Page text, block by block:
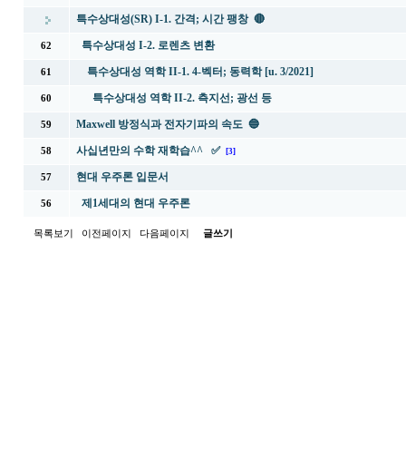
특수상대성(SR) I-1. 간격; 시간 팽창 🔴
62 특수상대성 I-2. 로렌츠 변환
61 특수상대성 역학 II-1. 4-벡터; 동력학 [u. 3/2021]
60 특수상대성 역학 II-2. 측지선; 광선 등
59 Maxwell 방정식과 전자기파의 속도 🔵
58 사십년만의 수학 재학습^^ ✅ [3]
57 현대 우주론 입문서
56 제1세대의 현대 우주론
목록보기 이전페이지 다음페이지 글쓰기